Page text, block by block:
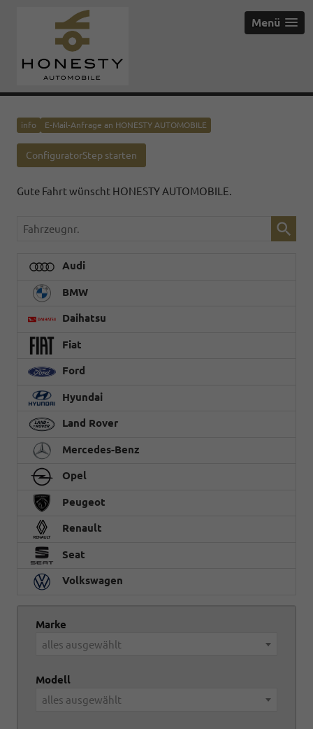
Menü
info E-Mail-Anfrage an HONESTY AUTOMOBILE
ConfiguratorStep starten
Gute Fahrt wünscht HONESTY AUTOMOBILE.
Fahrzeugnr.
Audi
BMW
Daihatsu
Fiat
Ford
Hyundai
Land Rover
Mercedes-Benz
Opel
Peugeot
Renault
Seat
Volkswagen
Marke
alles ausgewählt
Modell
alles ausgewählt